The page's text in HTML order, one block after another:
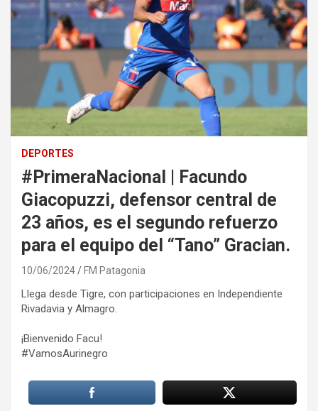
DEPORTES
#PrimeraNacional | Facundo
Giacopuzzi, defensor central de
23 años, es el segundo refuerzo
para el equipo del “Tano” Gracian.
10/06/2024 FM Patagonia
Llega desde Tigre, con participaciones en Independiente
Rivadavia y Almagro.
¡Bienvenido Facu!
#VamosAurinegro